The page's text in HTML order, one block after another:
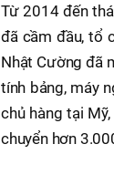
Từ 2014 đến
đã cầm đầu, tổ
Nhật Cường đã
tính bảng, máy
chủ hàng tại
chuyển hơn